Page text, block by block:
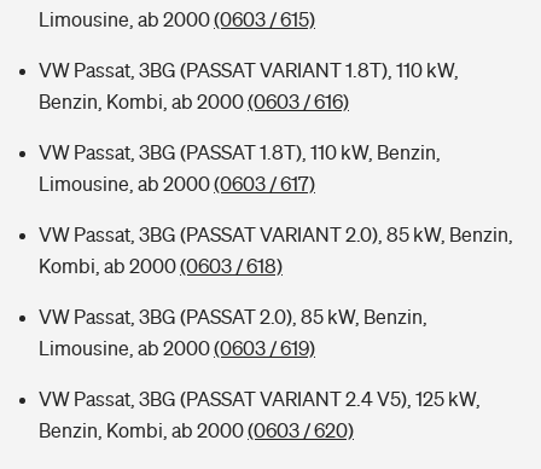
Limousine, ab 2000(0603 / 615)
VW Passat, 3BG (PASSAT VARIANT 1.8T), 110 kW,
Benzin, Kombi, ab 2000(0603 / 616)
VW Passat, 3BG (PASSAT 1.8T), 110 kW, Benzin,
Limousine, ab 2000(0603 / 617)
VW Passat, 3BG (PASSAT VARIANT 2.0), 85 kW, Benzin,
Kombi, ab 2000(0603 / 618)
VW Passat, 3BG (PASSAT 2.0), 85 kW, Benzin,
Limousine, ab 2000(0603 / 619)
VW Passat, 3BG (PASSAT VARIANT 2.4 V5), 125 kW,
Benzin, Kombi, ab 2000(0603 / 620)